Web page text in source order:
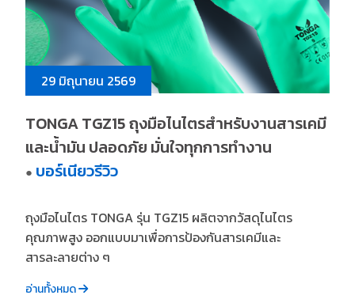
29 มิถุนายน 2569
TONGA TGZ15 ถุงมือไนไตรสำหรับงานสารเคมี
และน้ำมัน ปลอดภัย มั่นใจทุกการทำงาน
● บอร์เนียวรีวิว
ถุงมือไนไตร TONGA รุ่น TGZ15 ผลิตจากวัสดุไนไตร
คุณภาพสูง ออกแบบมาเพื่อการป้องกันสารเคมีและ
สารละลายต่าง ๆ
อ่านทั้งหมด